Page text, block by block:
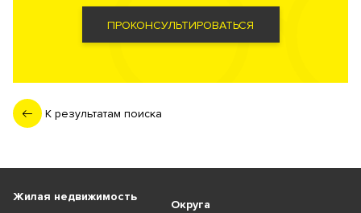
ПРОКОНСУЛЬТИРОВАТЬСЯ
К результатам поиска
Жилая недвижимость
Округа